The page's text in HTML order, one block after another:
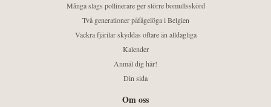
Många slags pollinerare ger större bomullsskörd
Två generationer påfågelöga i Belgien
Vackra fjärilar skyddas oftare än alldagliga
Kalender
Anmäl dig här!
Din sida
Om oss